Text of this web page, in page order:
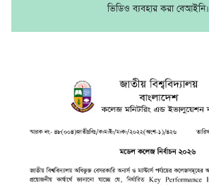
ভিডিও ব্যবহার করা বেআইনি।